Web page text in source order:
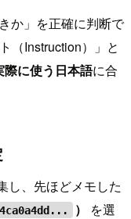
か」を正確に判断で
（Instruction）」と
際に使う日本語に合
し、先ほどメモした
4ca0a4dd... ）
を選